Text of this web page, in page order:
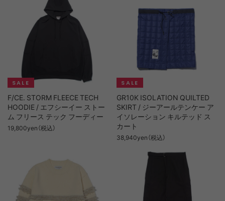
F/CE. STORM FLEECE TECH
HOODIE / エフシーイー ストー
ム フリース テック フーディー
19,800yen（税込）
GR10K ISOLATION QUILTED
SKIRT / ジーアールテンケー ア
イソレーション キルテッド ス
カート
38,940yen（税込）